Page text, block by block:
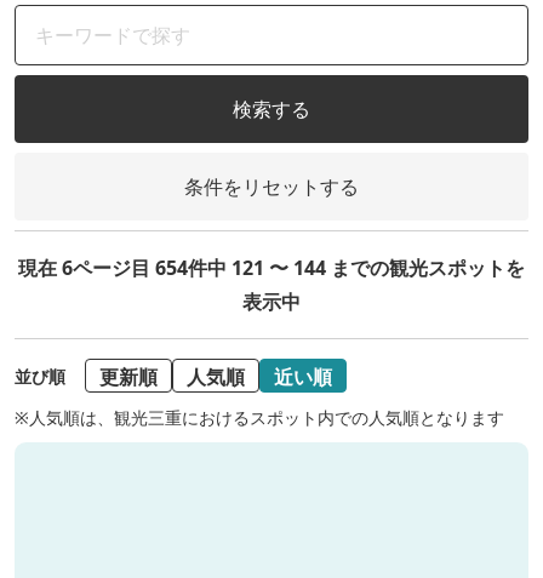
検索する
条件をリセットする
現在 6ページ目 654件中 121 〜 144 までの観光スポットを
表示中
並び順 更新順 人気順 近い順
※人気順は、観光三重におけるスポット内での人気順となります